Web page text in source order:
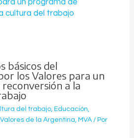
básicos del
los Valores para un
a la
del trabajo, Educación,
de la Argentina, MVA/ Por